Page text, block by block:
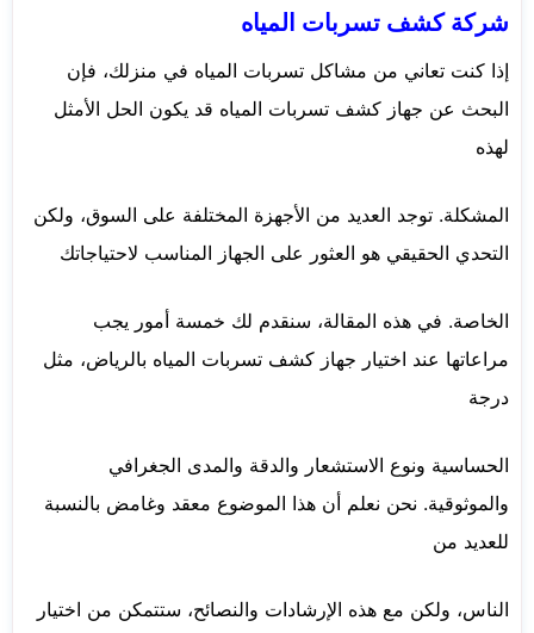
شركة كشف تسربات المياه
إذا كنت تعاني من مشاكل تسربات المياه في منزلك، فإن
البحث عن جهاز كشف تسربات المياه قد يكون الحل الأمثل
لهذه
المشكلة. توجد العديد من الأجهزة المختلفة على السوق، ولكن
التحدي الحقيقي هو العثور على الجهاز المناسب لاحتياجاتك
الخاصة. في هذه المقالة، سنقدم لك خمسة أمور يجب
مراعاتها عند اختيار جهاز كشف تسربات المياه بالرياض، مثل
درجة
الحساسية ونوع الاستشعار والدقة والمدى الجغرافي
والموثوقية. نحن نعلم أن هذا الموضوع معقد وغامض بالنسبة
للعديد من
الناس، ولكن مع هذه الإرشادات والنصائح، ستتمكن من اختيار